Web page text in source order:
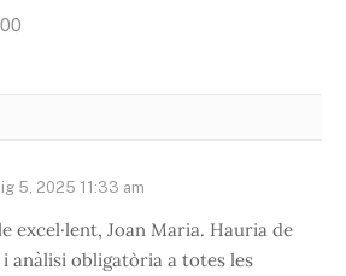
5, 2025 11:33 am
excel·lent, Joan Maria. Hauria de
anàlisi obligatòria a totes les